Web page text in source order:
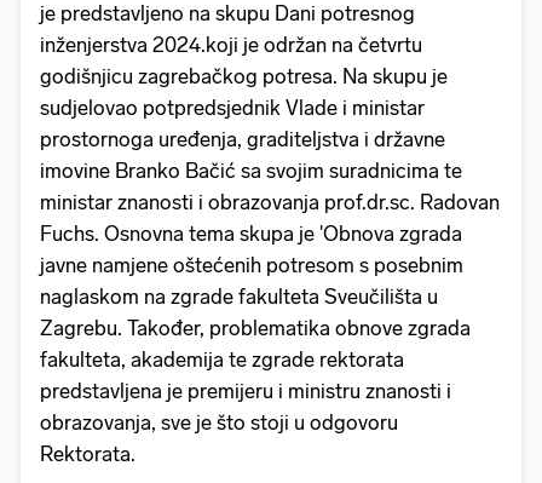
je predstavljeno na skupu Dani potresnog
inženjerstva 2024.koji je održan na četvrtu
godišnjicu zagrebačkog potresa. Na skupu je
sudjelovao potpredsjednik Vlade i ministar
prostornoga uređenja, graditeljstva i državne
imovine Branko Bačić sa svojim suradnicima te
ministar znanosti i obrazovanja prof.dr.sc. Radovan
Fuchs. Osnovna tema skupa je 'Obnova zgrada
javne namjene oštećenih potresom s posebnim
naglaskom na zgrade fakulteta Sveučilišta u
Zagrebu. Također, problematika obnove zgrada
fakulteta, akademija te zgrade rektorata
predstavljena je premijeru i ministru znanosti i
obrazovanja, sve je što stoji u odgovoru
Rektorata.